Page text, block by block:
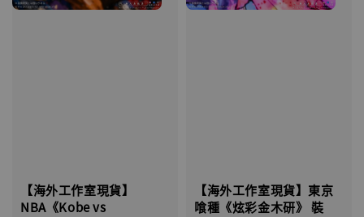
【海外工作室現貨】
NBA《Kobe vs
【海外工作室現貨】東京
喰種《炫彩金木研》 裝